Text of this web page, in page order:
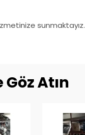
sunmaktayız.
Atın